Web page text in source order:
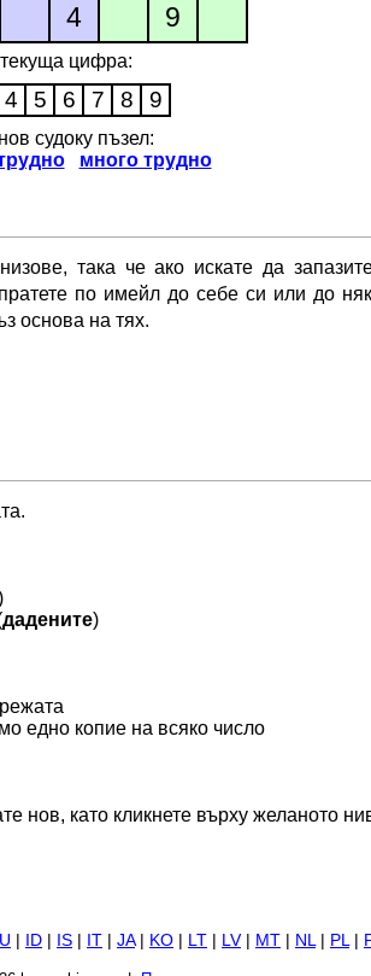
4 9
цифра:
4 5 6 7 8 9
судоку пъзел:
много трудно
така че ако искате да
по имейл до себе си или до
основа на тях.
дадените)
едно копие на всяко число
като кликнете върху желаното
ID IS IT JA| KO LT LV| MT NL| PL|